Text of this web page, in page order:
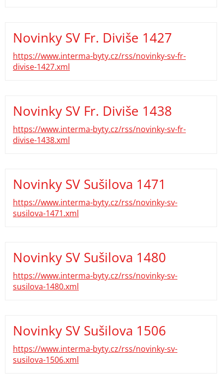
Novinky SV Fr. Diviše 1427
https://www.interma-byty.cz/rss/novinky-sv-fr-
divise-1427.xml
Novinky SV Fr. Diviše 1438
https://www.interma-byty.cz/rss/novinky-sv-fr-
divise-1438.xml
Novinky SV Sušilova 1471
https://www.interma-byty.cz/rss/novinky-sv-
susilova-1471.xml
Novinky SV Sušilova 1480
https://www.interma-byty.cz/rss/novinky-sv-
susilova-1480.xml
Novinky SV Sušilova 1506
https://www.interma-byty.cz/rss/novinky-sv-
susilova-1506.xml